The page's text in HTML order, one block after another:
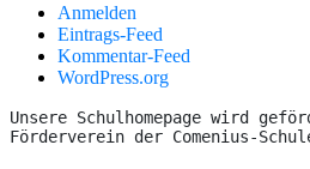
Anmelden
Eintrags-Feed
Kommentar-Feed
WordPress.org
Unsere Schulhomepage wird
Förderverein der Comenius-